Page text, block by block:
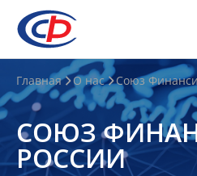
О
нас
О
СФР
Главная О нас Союз
СОЮЗ
РОССИИ